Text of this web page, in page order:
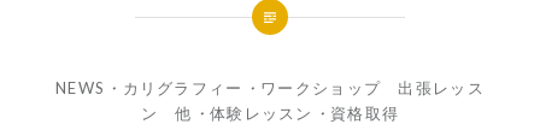
NEWS ・ カリグラフィー ・ ワークショップ 出張レッス
ン 他 ・ 体験レッスン ・ 資格取得